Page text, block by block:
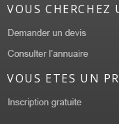
VOUS CHERCHEZ
VOUS ETES UN